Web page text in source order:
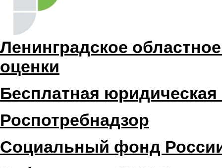
Ленинградское
оценки
Бесплатная
Роспотребнадзор
Социальный фонд